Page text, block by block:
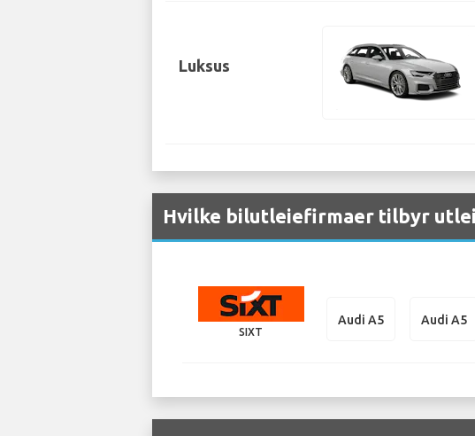
Luksus
Hvilke bilutleiefirmaer tilbyr
SIXT
Audi A5 Audi A5